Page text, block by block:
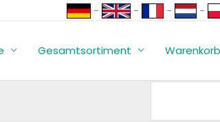
- - - -
Gesamtsortiment Warenkorb
Suchen